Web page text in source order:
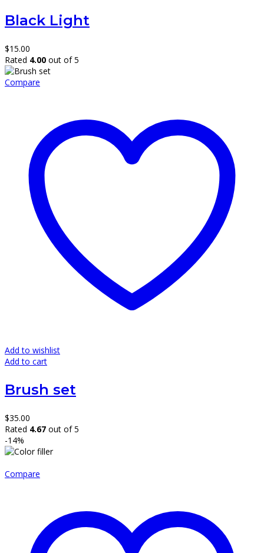
Black Light
$15.00
Rated 4.00 out of 5
Compare
Add to wishlist
Add to cart
Brush set
$35.00
Rated 4.67 out of 5
-14%
Compare